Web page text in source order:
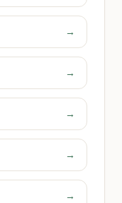
→
→
→
→
→